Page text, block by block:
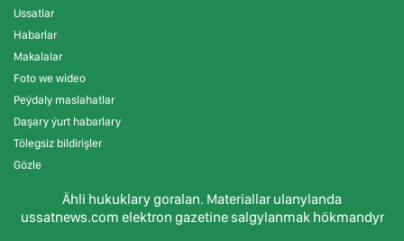
Ussatlar
Habarlar
Makalalar
Foto we wideo
Peýdaly maslahatlar
Daşary ýurt habarlary
Tölegsiz bildirişler
Gözle
Ähli hukuklary goralan. Materiallar ulanylanda
ussatnews.com elektron gazetine salgylanmak hökmandyr